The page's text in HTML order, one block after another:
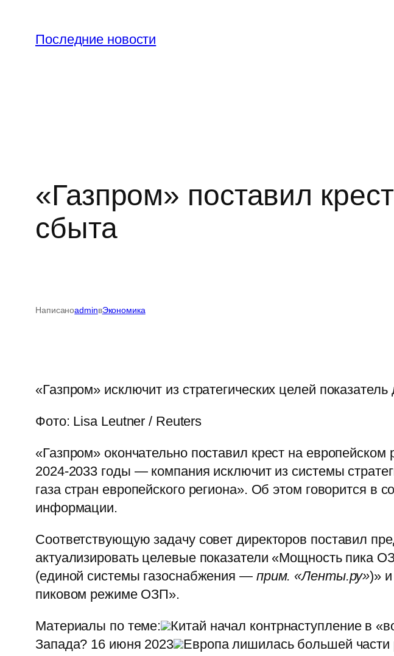
содержимому
Последние новости
«Газпром» поставил
сбыта
НаписаноadminвЭкономика
«Газпром» исключит из стратегических целей
Фото: Lisa Leutner / Reuters
«Газпром» окончательно поставил крест на
2024-2033 годы — компания исключит из системы
газа стран европейского региона». Об этом говорится
информации.
Соответствующую задачу совет директоров поставил
актуализировать целевые показатели «Мощность пика
(единой системы газоснабжения — прим. «Ленты.ру»)»
пиковом режиме ОЗП».
Материалы по теме:
Китай начал контрнаступление в
Запада? 16 июня 2023
Европа лишилась большей части